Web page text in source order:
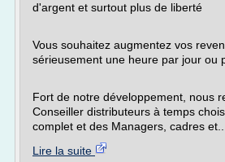
d'argent et surtout plus de liberté
Vous souhaitez augmentez vos
sérieusement une heure par jour ou
Fort de notre développement, nous
Conseiller distributeurs à temps
complet et des Managers, cadres et...
Lire la suite